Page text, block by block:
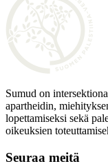
Sumud on
apartheidin,
lopettamiseksi sekä
oikeuksien
Seuraa meitä